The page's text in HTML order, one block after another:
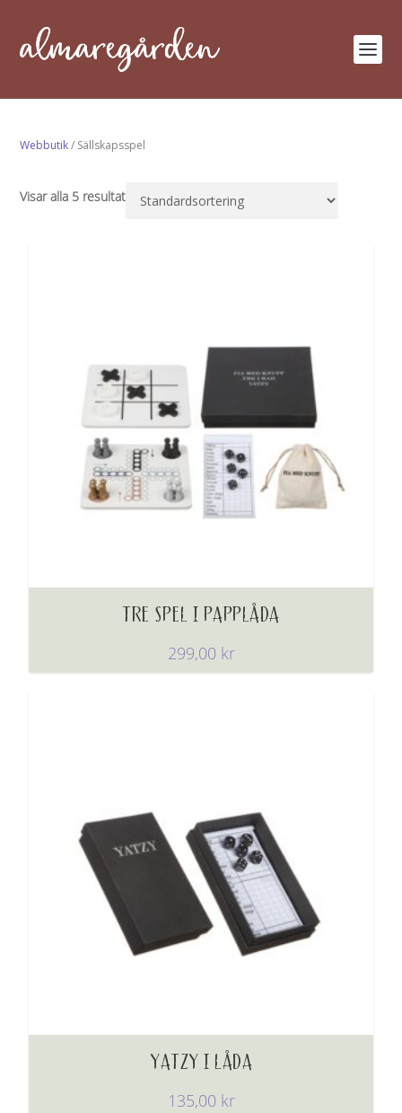
Webbutik/ Sällskapsspel
Visar alla 5 resultat
TRE SPEL I PAPPLÅDA
299,00 kr
YATZY I LÅDA
135,00 kr